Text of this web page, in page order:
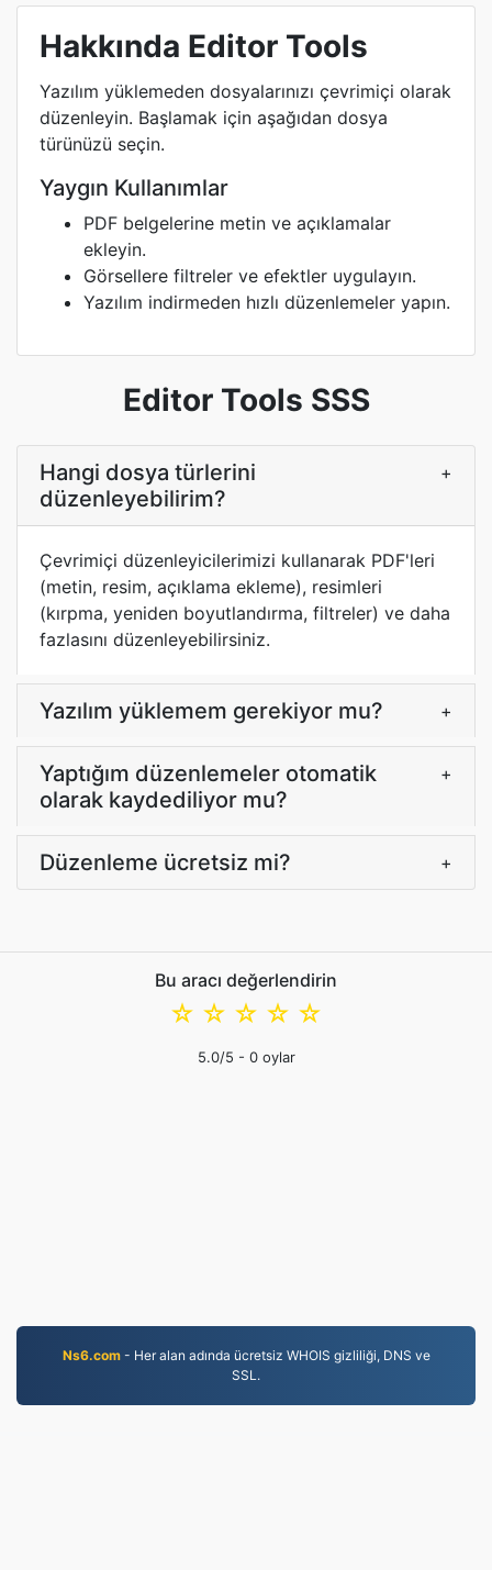
Hakkında Editor Tools
Yazılım yüklemeden dosyalarınızı çevrimiçi olarak
düzenleyin. Başlamak için aşağıdan dosya
türünüzü seçin.
Yaygın Kullanımlar
PDF belgelerine metin ve açıklamalar
ekleyin.
Görsellere filtreler ve efektler uygulayın.
Yazılım indirmeden hızlı düzenlemeler yapın.
Editor Tools SSS
Hangi dosya türlerini
düzenleyebilirim?
+
Çevrimiçi düzenleyicilerimizi kullanarak PDF'leri
(metin, resim, açıklama ekleme), resimleri
(kırpma, yeniden boyutlandırma, filtreler) ve daha
fazlasını düzenleyebilirsiniz.
Yazılım yüklemem gerekiyor mu? +
Yaptığım düzenlemeler otomatik
olarak kaydediliyor mu?
+
Düzenleme ücretsiz mi? +
Bu aracı değerlendirin
☆
☆
☆
☆
☆
5.0/5 - 0oylar
Ns6.com- Her alan adında ücretsiz WHOIS gizliliği, DNS ve
SSL.